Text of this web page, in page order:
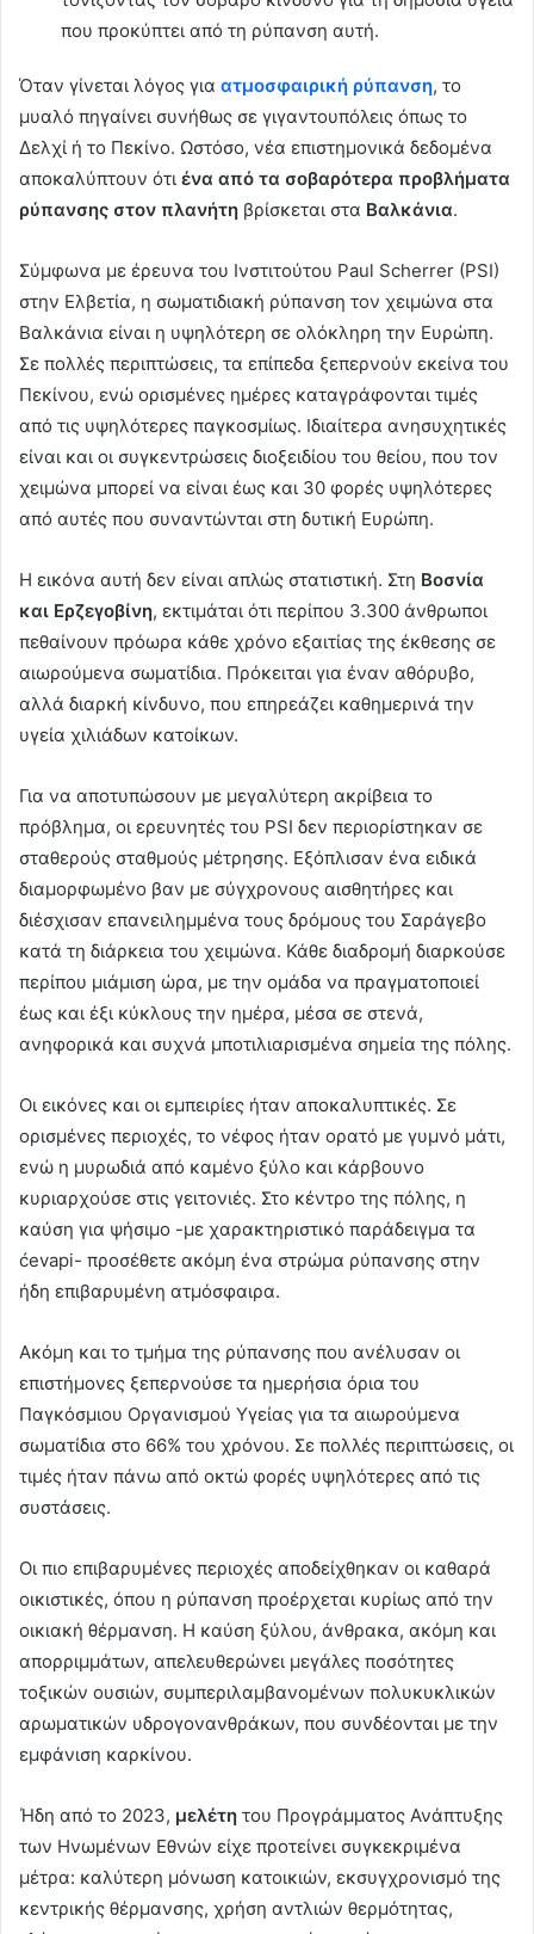
που προκύπτει από τη ρύπανση αυτή.
Όταν γίνεται λόγος για ατμοσφαιρική ρύπανση, το
μυαλό πηγαίνει συνήθως σε γιγαντουπόλεις όπως το
Δελχί ή το Πεκίνο. Ωστόσο, νέα επιστημονικά δεδομένα
αποκαλύπτουν ότι ένα από τα σοβαρότερα προβλήματα
ρύπανσης στον πλανήτη βρίσκεται στα Βαλκάνια.
Σύμφωνα με έρευνα του Ινστιτούτου Paul Scherrer (PSI)
στην Ελβετία, η σωματιδιακή ρύπανση τον χειμώνα στα
Βαλκάνια είναι η υψηλότερη σε ολόκληρη την Ευρώπη.
Σε πολλές περιπτώσεις, τα επίπεδα ξεπερνούν εκείνα του
Πεκίνου, ενώ ορισμένες ημέρες καταγράφονται τιμές
από τις υψηλότερες παγκοσμίως. Ιδιαίτερα ανησυχητικές
είναι και οι συγκεντρώσεις διοξειδίου του θείου, που τον
χειμώνα μπορεί να είναι έως και 30 φορές υψηλότερες
από αυτές που συναντώνται στη δυτική Ευρώπη.
Η εικόνα αυτή δεν είναι απλώς στατιστική. Στη Βοσνία
και Ερζεγοβίνη, εκτιμάται ότι περίπου 3.300 άνθρωποι
πεθαίνουν πρόωρα κάθε χρόνο εξαιτίας της έκθεσης σε
αιωρούμενα σωματίδια. Πρόκειται για έναν αθόρυβο,
αλλά διαρκή κίνδυνο, που επηρεάζει καθημερινά την
υγεία χιλιάδων κατοίκων.
Για να αποτυπώσουν με μεγαλύτερη ακρίβεια το
πρόβλημα, οι ερευνητές του PSI δεν περιορίστηκαν σε
σταθερούς σταθμούς μέτρησης. Εξόπλισαν ένα ειδικά
διαμορφωμένο βαν με σύγχρονους αισθητήρες και
διέσχισαν επανειλημμένα τους δρόμους του Σαράγεβο
κατά τη διάρκεια του χειμώνα. Κάθε διαδρομή διαρκούσε
περίπου μιάμιση ώρα, με την ομάδα να πραγματοποιεί
έως και έξι κύκλους την ημέρα, μέσα σε στενά,
ανηφορικά και συχνά μποτιλιαρισμένα σημεία της πόλης.
Οι εικόνες και οι εμπειρίες ήταν αποκαλυπτικές. Σε
ορισμένες περιοχές, το νέφος ήταν ορατό με γυμνό μάτι,
ενώ η μυρωδιά από καμένο ξύλο και κάρβουνο
κυριαρχούσε στις γειτονιές. Στο κέντρο της πόλης, η
καύση για ψήσιμο -με χαρακτηριστικό παράδειγμα τα
ćevapi- προσέθετε ακόμη ένα στρώμα ρύπανσης στην
ήδη επιβαρυμένη ατμόσφαιρα.
Ακόμη και το τμήμα της ρύπανσης που ανέλυσαν οι
επιστήμονες ξεπερνούσε τα ημερήσια όρια του
Παγκόσμιου Οργανισμού Υγείας για τα αιωρούμενα
σωματίδια στο 66% του χρόνου. Σε πολλές περιπτώσεις, οι
τιμές ήταν πάνω από οκτώ φορές υψηλότερες από τις
συστάσεις.
Οι πιο επιβαρυμένες περιοχές αποδείχθηκαν οι καθαρά
οικιστικές, όπου η ρύπανση προέρχεται κυρίως από την
οικιακή θέρμανση. Η καύση ξύλου, άνθρακα, ακόμη και
απορριμμάτων, απελευθερώνει μεγάλες ποσότητες
τοξικών ουσιών, συμπεριλαμβανομένων πολυκυκλικών
αρωματικών υδρογονανθράκων, που συνδέονται με την
εμφάνιση καρκίνου.
Ήδη από το 2023, μελέτη του Προγράμματος Ανάπτυξης
των Ηνωμένων Εθνών είχε προτείνει συγκεκριμένα
μέτρα: καλύτερη μόνωση κατοικιών, εκσυγχρονισμό της
κεντρικής θέρμανσης, χρήση αντλιών θερμότητας,